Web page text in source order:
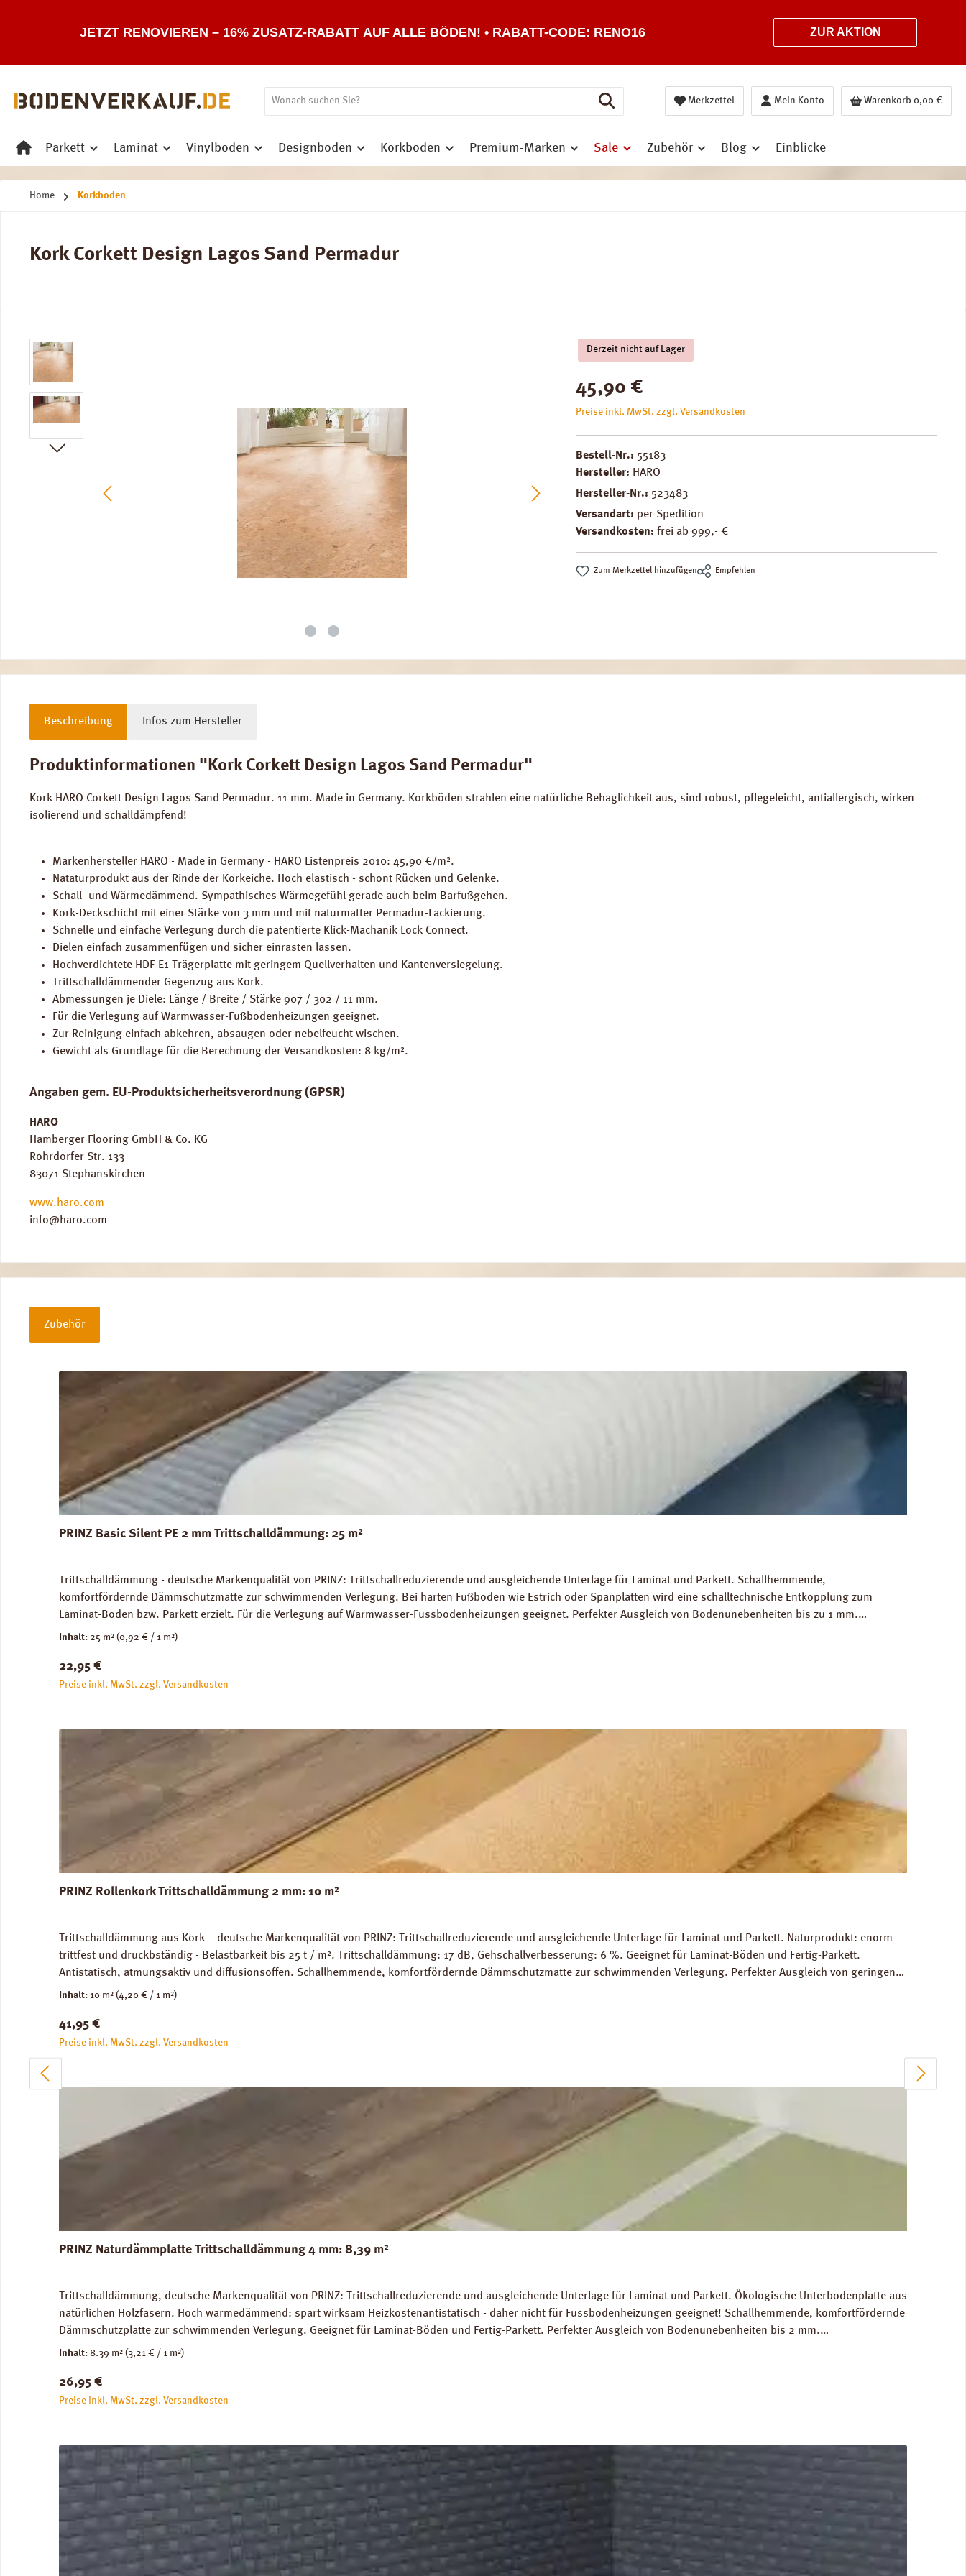
JETZT RENOVIEREN – 16% ZUSATZ-RABATT AUF ALLE BÖDEN! • RABATT-CODE: RENO16 ZUR AKTION
Merkzettel Mein Konto Warenkorb 0,00 €
Parkett Laminat Vinylboden Designboden Korkboden Premium-Marken Sale Zubehör Blog Einblicke
Home Korkboden
Kork Corkett Design Lagos Sand Permadur
Bildergalerie überspringen Derzeit nicht auf Lager
Regulärer Preis:
45,90 €
Preise inkl. MwSt. zzgl. Versandkosten
Bestell-Nr.: 55183
Hersteller: HARO
Hersteller-Nr.: 523483
Versandart: per Spedition
Versandkosten: frei ab 999,- €
Zum Merkzettel hinzufügen Empfehlen
Beschreibung Infos zum Hersteller
Produktinformationen "Kork Corkett Design Lagos Sand Permadur"
Kork HARO Corkett Design Lagos Sand Permadur. 11 mm. Made in Germany. Korkböden strahlen eine natürliche Behaglichkeit aus, sind robust, pflegeleicht, antiallergisch, wirken
isolierend und schalldämpfend!
Markenhersteller HARO - Made in Germany - HARO Listenpreis 2010: 45,90 €/m².
Nataturprodukt aus der Rinde der Korkeiche. Hoch elastisch - schont Rücken und Gelenke.
Schall- und Wärmedämmend. Sympathisches Wärmegefühl gerade auch beim Barfußgehen.
Kork-Deckschicht mit einer Stärke von 3 mm und mit naturmatter Permadur-Lackierung.
Schnelle und einfache Verlegung durch die patentierte Klick-Machanik Lock Connect.
Dielen einfach zusammenfügen und sicher einrasten lassen.
Hochverdichtete HDF-E1 Trägerplatte mit geringem Quellverhalten und Kantenversiegelung.
Trittschalldämmender Gegenzug aus Kork.
Abmessungen je Diele: Länge / Breite / Stärke 907 / 302 / 11 mm.
Für die Verlegung auf Warmwasser-Fußbodenheizungen geeignet.
Zur Reinigung einfach abkehren, absaugen oder nebelfeucht wischen.
Gewicht als Grundlage für die Berechnung der Versandkosten: 8 kg/m².
Angaben gem. EU-Produktsicherheitsverordnung (GPSR)
HARO
Hamberger Flooring GmbH & Co. KG
Rohrdorfer Str. 133
83071 Stephanskirchen
www.haro.com
info@haro.com
Zubehör
PRINZ Basic Silent PE 2 mm Trittschalldämmung: 25 m²
Trittschalldämmung - deutsche Markenqualität von PRINZ: Trittschallreduzierende und ausgleichende Unterlage für Laminat und Parkett. Schallhemmende,
komfortfördernde Dämmschutzmatte zur schwimmenden Verlegung. Bei harten Fußboden wie Estrich oder Spanplatten wird eine schalltechnische Entkopplung zum
Laminat-Boden bzw. Parkett erzielt. Für die Verlegung auf Warmwasser-Fussbodenheizungen geeignet. Perfekter Ausgleich von Bodenunebenheiten bis zu 1 mm.
Abmessungen: Breite 100 cm, Länge 25 m: 1 Rolle = 25 m² Trittschall-Verbesserung: 16 dB (ISO 140-8). Dichte: 25 kg/m³. FCKW- und HFCKW-frei. Ökologisch
Inhalt: 25 m² (0,92 € / 1 m²)
Regulärer Preis:
22,95 €
Preise inkl. MwSt. zzgl. Versandkosten
PRINZ Rollenkork Trittschalldämmung 2 mm: 10 m²
Trittschalldämmung aus Kork – deutsche Markenqualität von PRINZ: Trittschallreduzierende und ausgleichende Unterlage für Laminat und Parkett. Naturprodukt: enorm
trittfest und druckbständig - Belastbarkeit bis 25 t / m². Trittschalldämmung: 17 dB, Gehschallverbesserung: 6 %. Geeignet für Laminat-Böden und Fertig-Parkett.
Antistatisch, atmungsaktiv und diffusionsoffen. Schallhemmende, komfortfördernde Dämmschutzmatte zur schwimmenden Verlegung. Perfekter Ausgleich von geringen
Bodenunebenheiten. Bei harten Fußboden wie Estrich, Spanplatten, Dielenbolen etc. wird durch die Kork-Dämmung eine hervorragende schalltechnische Entkopplung zum
Rollenkork
Inhalt: 10 m² (4,20 € / 1 m²)
Regulärer Preis:
41,95 €
Preise inkl. MwSt. zzgl. Versandkosten
PRINZ Naturdämmplatte Trittschalldämmung 4 mm: 8,39 m²
Trittschalldämmung, deutsche Markenqualität von PRINZ: Trittschallreduzierende und ausgleichende Unterlage für Laminat und Parkett. Ökologische Unterbodenplatte aus
natürlichen Holzfasern. Hoch warmedämmend: spart wirksam Heizkostenantistatisch - daher nicht für Fussbodenheizungen geeignet! Schallhemmende, komfortfördernde
Dämmschutzplatte zur schwimmenden Verlegung. Geeignet für Laminat-Böden und Fertig-Parkett. Perfekter Ausgleich von Bodenunebenheiten bis 2 mm.
Trittschalldämmung: 19 dB, Gehschallverbesserung: 7 %. Hohe Belastungsfähigkeit von bis zu 7 t / m². Abmessungen: Breite 590 mm, Länge 790 mm, Stärke: 4 mm.
Inhalt: 8.39 m² (3,21 € / 1 m²)
Regulärer Preis:
26,95 €
Preise inkl. MwSt. zzgl. Versandkosten